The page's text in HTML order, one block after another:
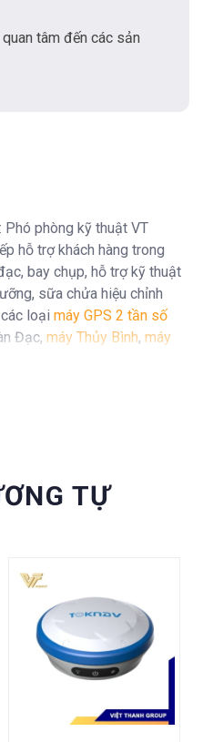
tâm đến các sản
Phó phòng kỹ thuật VT
hỗ trợ khách hàng trong
bay chụp, hỗ trợ kỹ thuật
sữa chửa hiệu chỉnh
loại máy GPS 2 tần số
Đạc, máy Thủy Bình, máy
TỰ